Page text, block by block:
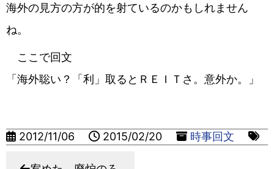
海外の見方の方が的を射ているのかもしれません
ね。
ここで回文
「海外聡い？「利」取るとＲＥＩＴさ。意外か。」
2012/11/06 2015/02/20 時事回文